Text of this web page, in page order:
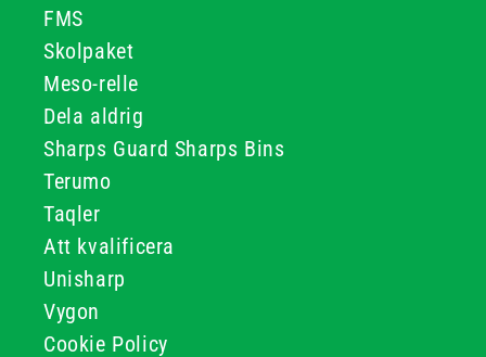
FMS
Skolpaket
Meso-relle
Dela aldrig
Sharps Guard Sharps Bins
Terumo
Taqler
Att kvalificera
Unisharp
Vygon
Cookie Policy